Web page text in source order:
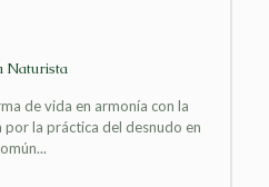
Naturista
de vida en armonía con la
la práctica del desnudo en